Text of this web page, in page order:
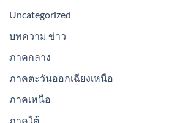
Uncategorized
บทความ ข่าว
ภาคกลาง
ภาคตะวันออกเฉียงเหนือ
ภาคเหนือ
ภาคใต้